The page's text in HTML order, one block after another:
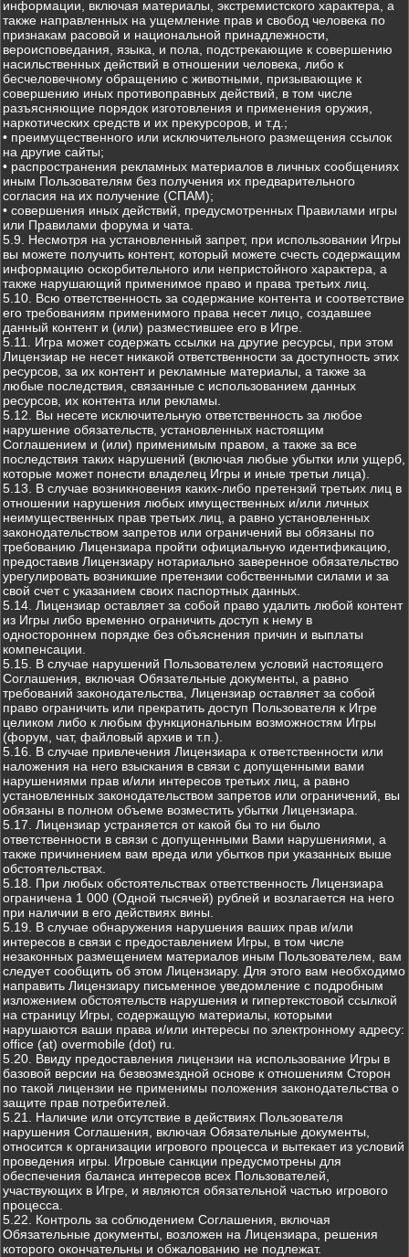
информации, включая материалы, экстремистского характера, а
также направленных на ущемление прав и свобод человека по
признакам расовой и национальной принадлежности,
вероисповедания, языка, и пола, подстрекающие к совершению
насильственных действий в отношении человека, либо к
бесчеловечному обращению с животными, призывающие к
совершению иных противоправных действий, в том числе
разъясняющие порядок изготовления и применения оружия,
наркотических средств и их прекурсоров, и т.д.;
• преимущественного или исключительного размещения ссылок
на другие сайты;
• распространения рекламных материалов в личных сообщениях
иным Пользователям без получения их предварительного
согласия на их получение (СПАМ);
• совершения иных действий, предусмотренных Правилами игры
или Правилами форума и чата.
5.9. Несмотря на установленный запрет, при использовании Игры
вы можете получить контент, который можете счесть содержащим
информацию оскорбительного или непристойного характера, а
также нарушающий применимое право и права третьих лиц.
5.10. Всю ответственность за содержание контента и соответствие
его требованиям применимого права несет лицо, создавшее
данный контент и (или) разместившее его в Игре.
5.11. Игра может содержать ссылки на другие ресурсы, при этом
Лицензиар не несет никакой ответственности за доступность этих
ресурсов, за их контент и рекламные материалы, а также за
любые последствия, связанные с использованием данных
ресурсов, их контента или рекламы.
5.12. Вы несете исключительную ответственность за любое
нарушение обязательств, установленных настоящим
Соглашением и (или) применимым правом, а также за все
последствия таких нарушений (включая любые убытки или ущерб,
которые может понести владелец Игры и иные третьи лица).
5.13. В случае возникновения каких-либо претензий третьих лиц в
отношении нарушения любых имущественных и/или личных
неимущественных прав третьих лиц, а равно установленных
законодательством запретов или ограничений вы обязаны по
требованию Лицензиара пройти официальную идентификацию,
предоставив Лицензиару нотариально заверенное обязательство
урегулировать возникшие претензии собственными силами и за
свой счет с указанием своих паспортных данных.
5.14. Лицензиар оставляет за собой право удалить любой контент
из Игры либо временно ограничить доступ к нему в
одностороннем порядке без объяснения причин и выплаты
компенсации.
5.15. В случае нарушений Пользователем условий настоящего
Соглашения, включая Обязательные документы, а равно
требований законодательства, Лицензиар оставляет за собой
право ограничить или прекратить доступ Пользователя к Игре
целиком либо к любым функциональным возможностям Игры
(форум, чат, файловый архив и т.п.).
5.16. В случае привлечения Лицензиара к ответственности или
наложения на него взыскания в связи с допущенными вами
нарушениями прав и/или интересов третьих лиц, а равно
установленных законодательством запретов или ограничений, вы
обязаны в полном объеме возместить убытки Лицензиара.
5.17. Лицензиар устраняется от какой бы то ни было
ответственности в связи с допущенными Вами нарушениями, а
также причинением вам вреда или убытков при указанных выше
обстоятельствах.
5.18. При любых обстоятельствах ответственность Лицензиара
ограничена 1 000 (Одной тысячей) рублей и возлагается на него
при наличии в его действиях вины.
5.19. В случае обнаружения нарушения ваших прав и/или
интересов в связи с предоставлением Игры, в том числе
незаконных размещением материалов иным Пользователем, вам
следует сообщить об этом Лицензиару. Для этого вам необходимо
направить Лицензиару письменное уведомление с подробным
изложением обстоятельств нарушения и гипертекстовой ссылкой
на страницу Игры, содержащую материалы, которыми
нарушаются ваши права и/или интересы по электронному адресу:
office (at) overmobile (dot) ru.
5.20. Ввиду предоставления лицензии на использование Игры в
базовой версии на безвозмездной основе к отношениям Сторон
по такой лицензии не применимы положения законодательства о
защите прав потребителей.
5.21. Наличие или отсутствие в действиях Пользователя
нарушения Соглашения, включая Обязательные документы,
относится к организации игрового процесса и вытекает из условий
проведения игры. Игровые санкции предусмотрены для
обеспечения баланса интересов всех Пользователей,
участвующих в Игре, и являются обязательной частью игрового
процесса.
5.22. Контроль за соблюдением Соглашения, включая
Обязательные документы, возложен на Лицензиара, решения
которого окончательны и обжалованию не подлежат.